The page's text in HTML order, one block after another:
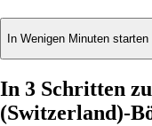
In Wenigen Minuten starten
In 3 Schritten
(Switzerland)-